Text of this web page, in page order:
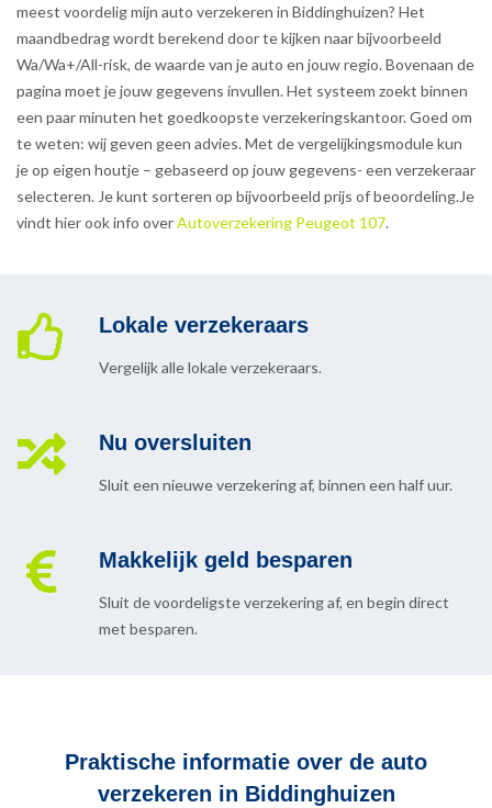
meest voordelig mijn auto verzekeren in Biddinghuizen? Het
maandbedrag wordt berekend door te kijken naar bijvoorbeeld
Wa/Wa+/All-risk, de waarde van je auto en jouw regio. Bovenaan de
pagina moet je jouw gegevens invullen. Het systeem zoekt binnen
een paar minuten het goedkoopste verzekeringskantoor. Goed om
te weten: wij geven geen advies. Met de vergelijkingsmodule kun
je op eigen houtje – gebaseerd op jouw gegevens- een verzekeraar
selecteren. Je kunt sorteren op bijvoorbeeld prijs of beoordeling.Je
vindt hier ook info overAutoverzekering Peugeot 107.
Lokale verzekeraars
Vergelijk alle lokale verzekeraars.
Nu oversluiten
Sluit een nieuwe verzekering af, binnen een half uur.
Makkelijk geld besparen
Sluit de voordeligste verzekering af, en begin direct
met besparen.
Praktische informatie over de auto
verzekeren in Biddinghuizen